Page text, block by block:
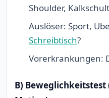
Shoulder,
Auslöser: Sport,
Schreibtisch?
Vorerkrankungen:
B) Beweglichkeitstest